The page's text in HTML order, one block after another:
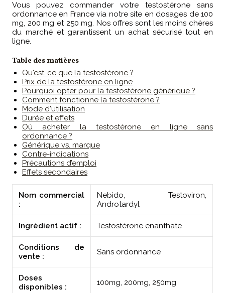
Vous pouvez commander votre testostérone sans
ordonnance en France via notre site en dosages de 100
mg, 200 mg et 250 mg. Nos offres sont les moins chères
du marché et garantissent un achat sécurisé tout en
ligne.
Table des matières
Qu'est-ce que la testostérone ?
Prix de la testostérone en ligne
Pourquoi opter pour la testostérone générique ?
Comment fonctionne la testostérone ?
Mode d'utilisation
Durée et effets
Où acheter la testostérone en ligne sans
ordonnance ?
Générique vs. marque
Contre-indications
Précautions d’emploi
Effets secondaires
Nom commercial
:
Nebido, Testoviron,
Androtardyl
Ingrédient actif : Testostérone enanthate
Conditions de
vente :
Sans ordonnance
Doses
disponibles :
100mg, 200mg, 250mg